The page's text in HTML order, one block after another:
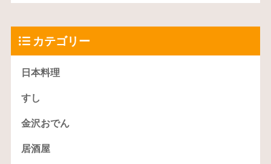
カテゴリー
日本料理
すし
金沢おでん
居酒屋